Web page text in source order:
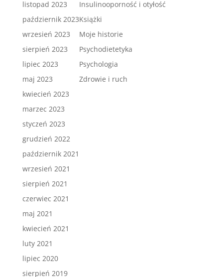
listopad 2023
październik 2023
wrzesień 2023
sierpień 2023
lipiec 2023
maj 2023
kwiecień 2023
marzec 2023
styczeń 2023
grudzień 2022
październik 2021
wrzesień 2021
sierpień 2021
czerwiec 2021
maj 2021
kwiecień 2021
luty 2021
lipiec 2020
sierpień 2019
Insulinooporność i otyłość
Książki
Moje historie
Psychodietetyka
Psychologia
Zdrowie i ruch